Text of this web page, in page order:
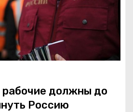
рабочие должны до
Россию